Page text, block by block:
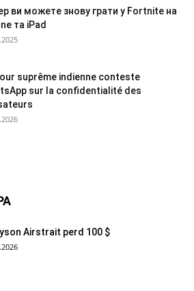
ви можете знову грати у Fortnite на
та iPad
suprême indienne conteste
sur la confidentialité des
Airstrait perd 100 $